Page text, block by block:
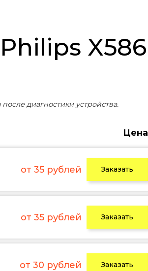
диагностики устройства.
Цена
от 35 рублей Заказать
от 35 рублей Заказать
от 30 рублей Заказать